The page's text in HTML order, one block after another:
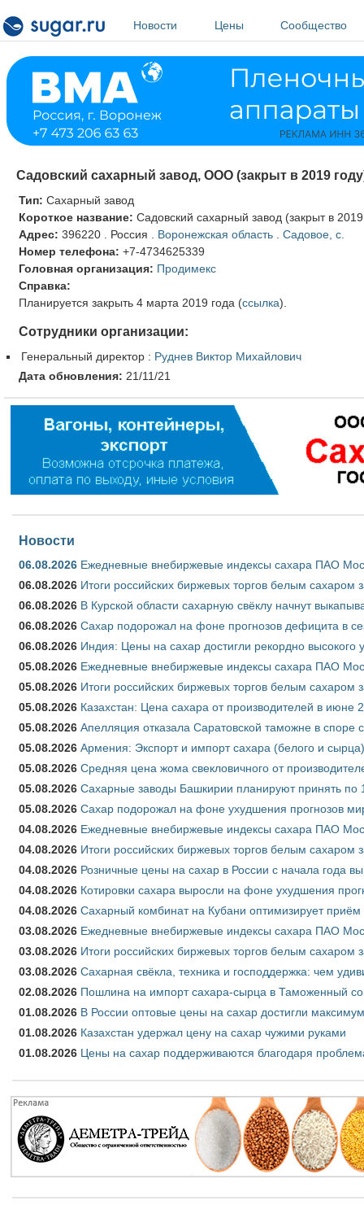
Новости
Цены Сообщество
Садовский сахарный завод, ООО (закрыт в 2019
Тип: Сахарный завод
Короткое название: Садовский сахарный завод (закрыт в
Адрес: 396220 Россия Воронежская область
Садовое, с.
Номер телефона: +7-4734625339
Головная организация: Продимекс
Справка:
Планируется закрыть 4 марта 2019 года (ссылка).
Сотрудники организации:
Генеральный директор : Руднев Виктор Михайлович
Дата обновления: 21/11/21
Новости
06.08.2026 Ежедневные внебиржевые индексы сахара ПАО
06.08.2026 Итоги российских биржевых торгов белым сахаром
06.08.2026 В Курской области сахарную свёклу начнут
06.08.2026 Сахар подорожал на фоне прогнозов дефицита в
06.08.2026 Индия: Цены на сахар достигли рекордно высокого
05.08.2026 Ежедневные внебиржевые индексы сахара ПАО
05.08.2026 Итоги российских биржевых торгов белым сахаром
05.08.2026 Казахстан: Цена сахара от производителей в июне
05.08.2026 Апелляция отказала Саратовской таможне в
05.08.2026 Армения: Экспорт и импорт сахара (белого и
05.08.2026 Средняя цена жома свекловичного от
05.08.2026 Сахарные заводы Башкирии планируют принять по
05.08.2026 Сахар подорожал на фоне ухудшения прогнозов
04.08.2026 Ежедневные внебиржевые индексы сахара ПАО
04.08.2026 Итоги российских биржевых торгов белым сахаром
04.08.2026 Розничные цены на сахар в России с начала года
04.08.2026 Котировки сахара выросли на фоне ухудшения
04.08.2026 Сахарный комбинат на Кубани оптимизирует приём
03.08.2026 Ежедневные внебиржевые индексы сахара ПАО
03.08.2026 Итоги российских биржевых торгов белым сахаром
03.08.2026 Сахарная свёкла, техника и господдержка: чем
02.08.2026 Пошлина на импорт сахара-сырца в Таможенный
01.08.2026 В России оптовые цены на сахар достигли
01.08.2026 Казахстан удержал цену на сахар чужими руками
01.08.2026 Цены на сахар поддерживаются благодаря